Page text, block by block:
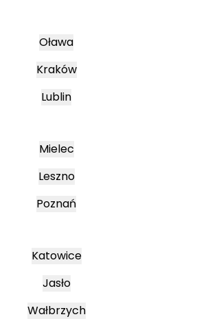
Oława
Kraków
Lublin
Mielec
Leszno
Poznań
Katowice
Jasło
Wałbrzych